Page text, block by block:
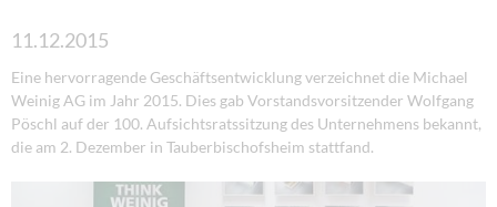
11.12.2015
Eine hervorragende Geschäftsentwicklung verzeichnet die Michael
Weinig AG im Jahr 2015. Dies gab Vorstandsvorsitzender Wolfgang
Pöschl auf der 100. Aufsichtsratssitzung des Unternehmens bekannt,
die am 2. Dezember in Tauberbischofsheim stattfand.